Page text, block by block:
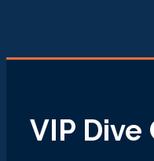
VIP Dive